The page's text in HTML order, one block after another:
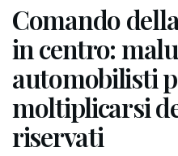
Comando
in centro:
automobilisti
moltiplicarsi
riservati